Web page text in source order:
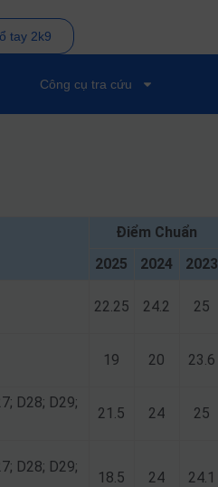
tay 2k9
Công cụ tra cứu
Điểm Chuẩn
2025 2024 2023
22.25 24.2 25
19 20 23.6
D28; D29;
21.5 24 25
D28; D29;
18.5 24 24.1